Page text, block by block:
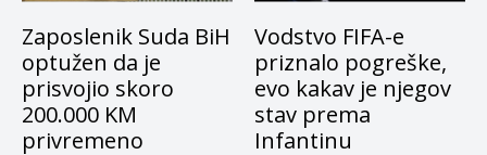
Zaposlenik Suda BiH
optužen da je
prisvojio skoro
200.000 KM
privremeno
Vodstvo FIFA-e
priznalo pogreške,
evo kakav je njegov
stav prema
Infantinu